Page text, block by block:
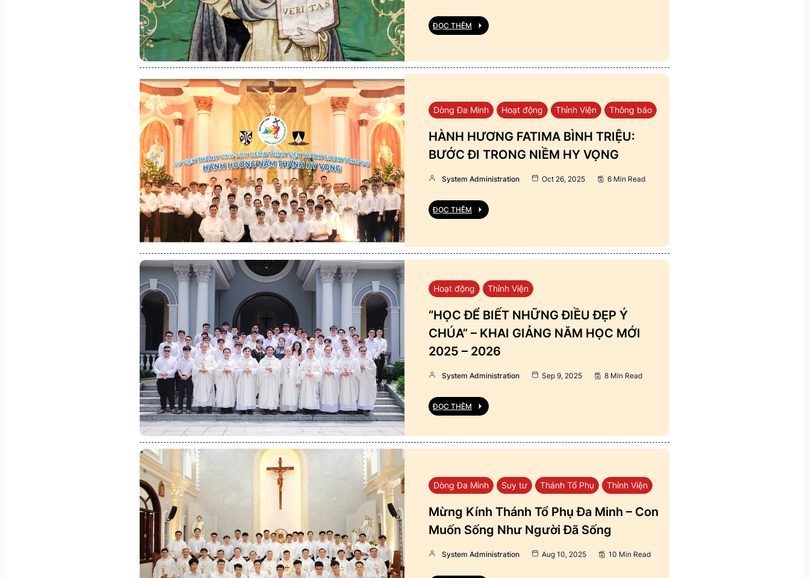
ĐỌC THÊM
Dòng Đa Minh Hoạt động Thỉnh Viện Thông báo
HÀNH HƯƠNG FATIMA BÌNH TRIỆU:
BƯỚC ĐI TRONG NIỀM HY VỌNG
System Administration Oct 26, 2025 6 Min Read
ĐỌC THÊM
Hoạt động Thỉnh Viện
“HỌC ĐỂ BIẾT NHỮNG ĐIỀU ĐẸP Ý
CHÚA” – KHAI GIẢNG NĂM HỌC MỚI
2025 – 2026
System Administration Sep 9, 2025 8 Min Read
ĐỌC THÊM
Dòng Đa Minh Suy tư Thánh Tổ Phụ Thỉnh Viện
Mừng Kính Thánh Tổ Phụ Đa Minh – Con
Muốn Sống Như Người Đã Sống
System Administration Aug 10, 2025 10 Min Read